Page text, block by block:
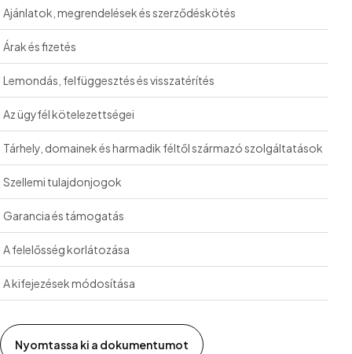
Ajánlatok, megrendelések és szerződéskötés
Árak és fizetés
Lemondás, felfüggesztés és visszatérítés
Az ügyfél kötelezettségei
Tárhely, domainek és harmadik féltől származó szolgáltatások
Szellemi tulajdonjogok
Garancia és támogatás
A felelősség korlátozása
A kifejezések módosítása
Nyomtassa ki a dokumentumot